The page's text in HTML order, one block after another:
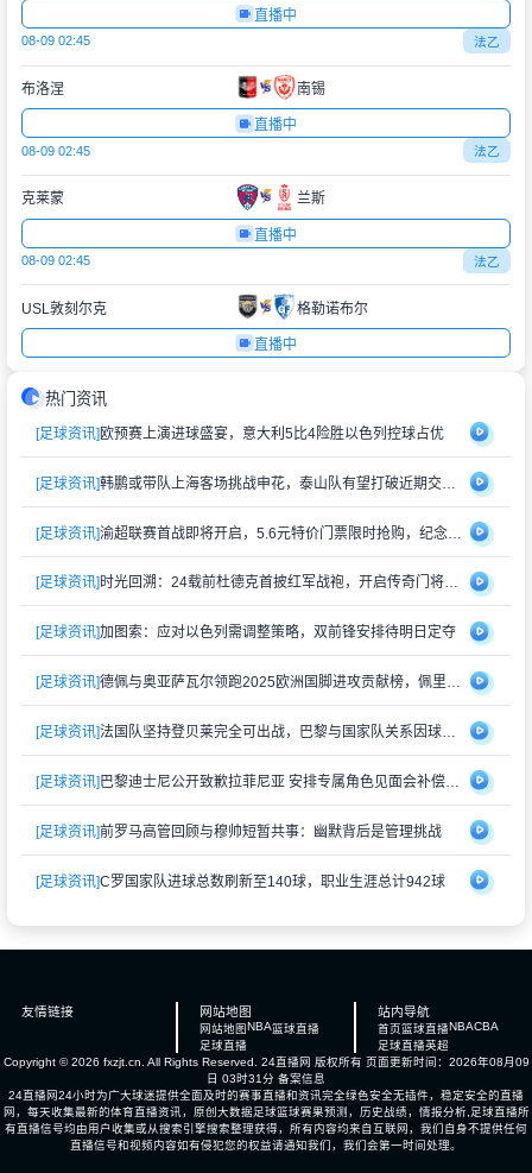
直播中
08-09 02:45 法乙
布洛涅 南锡
直播中
08-09 02:45 法乙
克莱蒙 兰斯
直播中
08-09 02:45 法乙
USL敦刻尔克 格勒诺布尔
直播中
热门资讯
[足球资讯]欧预赛上演进球盛宴，意大利5比4险胜以色列控球占优
[足球资讯]
[足球资讯] 渝超联赛首战即将开启，5.6元特价门票限时抢购，纪念礼品同步赠送
[足球资讯] 时光回溯：24载前杜德克首披红军战袍，开启传奇门将生涯
[足球资讯]加图索：应对以色列需调整策略，双前锋安排待明日定夺
[足球资讯] 德佩与奥亚萨瓦尔领跑2025欧洲国脚进攻贡献榜，佩里西奇紧随其后
[足球资讯] 法国队坚持登贝莱完全可出战，巴黎与国家队关系因球员伤情再度紧张
[足球资讯] 巴黎迪士尼公开致歉拉菲尼亚 安排专属角色见面会补偿受冷落经历
[足球资讯]前罗马高管回顾与穆帅短暂共事：幽默背后是管理挑战
[足球资讯]C罗国家队进球总数刷新至140球，职业生涯总计942球
友情链接 网站地图
网站地图 NBA篮球直播
足球直播
站内导航
首页篮球直播NBACBA
足球直播英超
Copyright © 2026 fxzjt.cn. All Rights Reserved. 24直播网 版权所有 页面更新时间：2026年08月09
日 03时31分 备案信息
24直播网24小时为广大球迷提供全面及时的赛事直播和资讯完全绿色安全无插件，稳定安全的直播
网，每天收集最新的体育直播资讯，原创大数据足球篮球赛果预测，历史战绩，情报分析,足球直播所
有直播信号均由用户收集或从搜索引擎搜索整理获得，所有内容均来自互联网，我们自身不提供任何
直播信号和视频内容如有侵犯您的权益请通知我们，我们会第一时间处理。